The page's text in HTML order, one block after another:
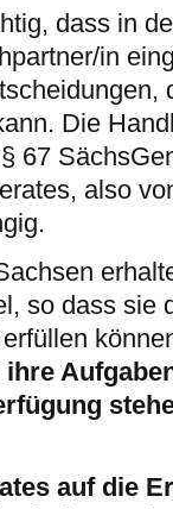
dass in
in
Die
67
also
so dass sie
auf die